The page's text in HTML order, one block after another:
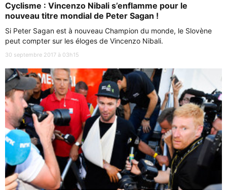
Cyclisme : Vincenzo Nibali s’enflamme pour le
nouveau titre mondial de Peter Sagan !
Si Peter Sagan est à nouveau Champion du monde, le Slovène
peut compter sur les éloges de Vincenzo Nibali.
30 septembre 2017 à 03h15